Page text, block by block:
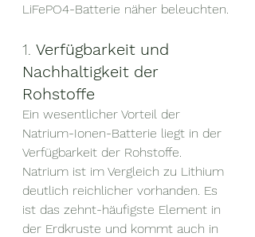
LiFePO4-Batterie näher beleuchten.
1. Verfügbarkeit und
Nachhaltigkeit der
Rohstoffe
Ein wesentlicher Vorteil der
Natrium-Ionen-Batterie liegt in der
Verfügbarkeit der Rohstoffe.
Natrium ist im Vergleich zu Lithium
deutlich reichlicher vorhanden. Es
ist das zehnt-häufigste Element in
der Erdkruste und kommt auch in